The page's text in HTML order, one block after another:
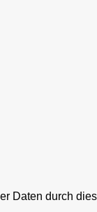
Daten durch